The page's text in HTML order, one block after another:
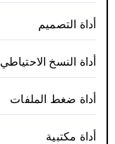
أداة التصميم
أداة النسخ الاحتياطي
أداة ضغط الملفات
أداة مكتبية